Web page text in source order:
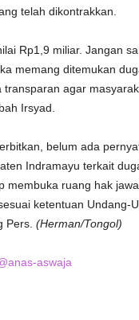
telah dikontrakkan.
Rp1,9 miliar. Jangan
memang ditemukan
transparan agar
Irsyad.
belum ada
Indramayu terkait
membuka ruang hak
ketentuan Undang-
Pers. (Herman/Tongol)
aswaja